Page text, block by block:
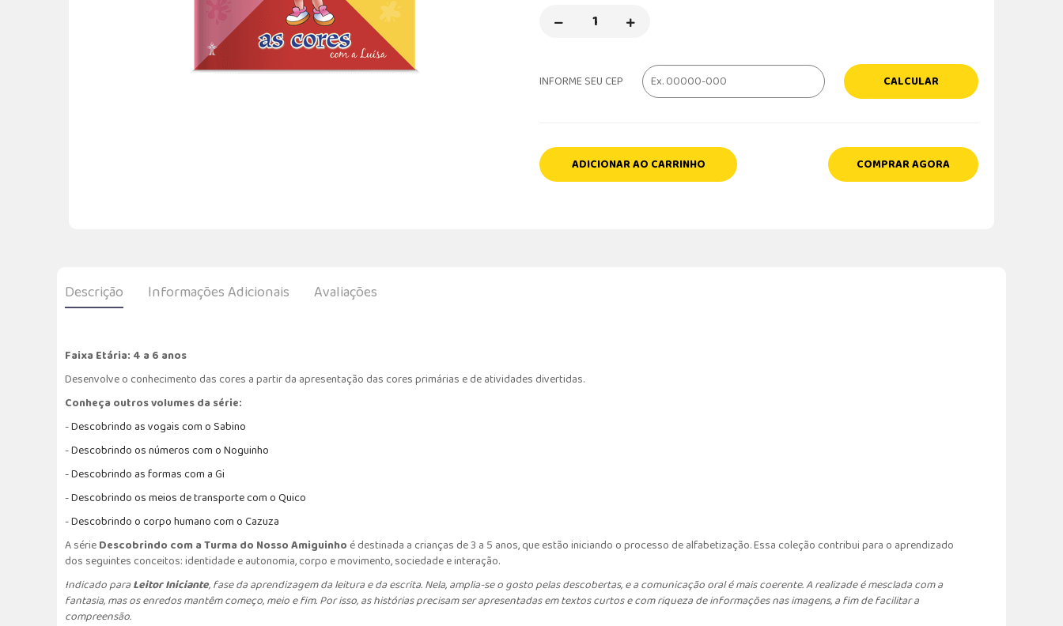
INFORME SEU CEP CALCULAR
ADICIONAR AO CARRINHO COMPRAR AGORA
Descrição Informações Adicionais Avaliações
Faixa Etária: 4 a 6 anos
Desenvolve o conhecimento das cores a partir da apresentação das cores primárias e de atividades divertidas.
Conheça outros volumes da série:
-Descobrindo as vogais com o Sabino
-Descobrindoos números com o Noguinho
-Descobrindo as formas com a Gi
-Descobrindo os meios de transporte com o Quico
-Descobrindo o corpo humano com o Cazuza
A sérieDescobrindo com a Turma do Nosso Amiguinho é destinada a crianças de 3 a 5 anos, que estão iniciando o processo de alfabetização. Essa coleção contribui para o aprendizado
dos seguintes conceitos: identidade e autonomia, corpo e movimento, sociedade e interação.
Indicado paraLeitor Iniciante,fase da aprendizagem da leitura e da escrita. Nela, amplia-se o gosto pelas descobertas, e a comunicação oral é mais coerente. A realizade é mesclada com a
fantasia, mas os enredos mantêm começo, meio e fim. Por isso, as histórias precisam ser apresentadas em textos curtos e com riqueza de informações nas imagens, a fim de facilitar a
compreensão.